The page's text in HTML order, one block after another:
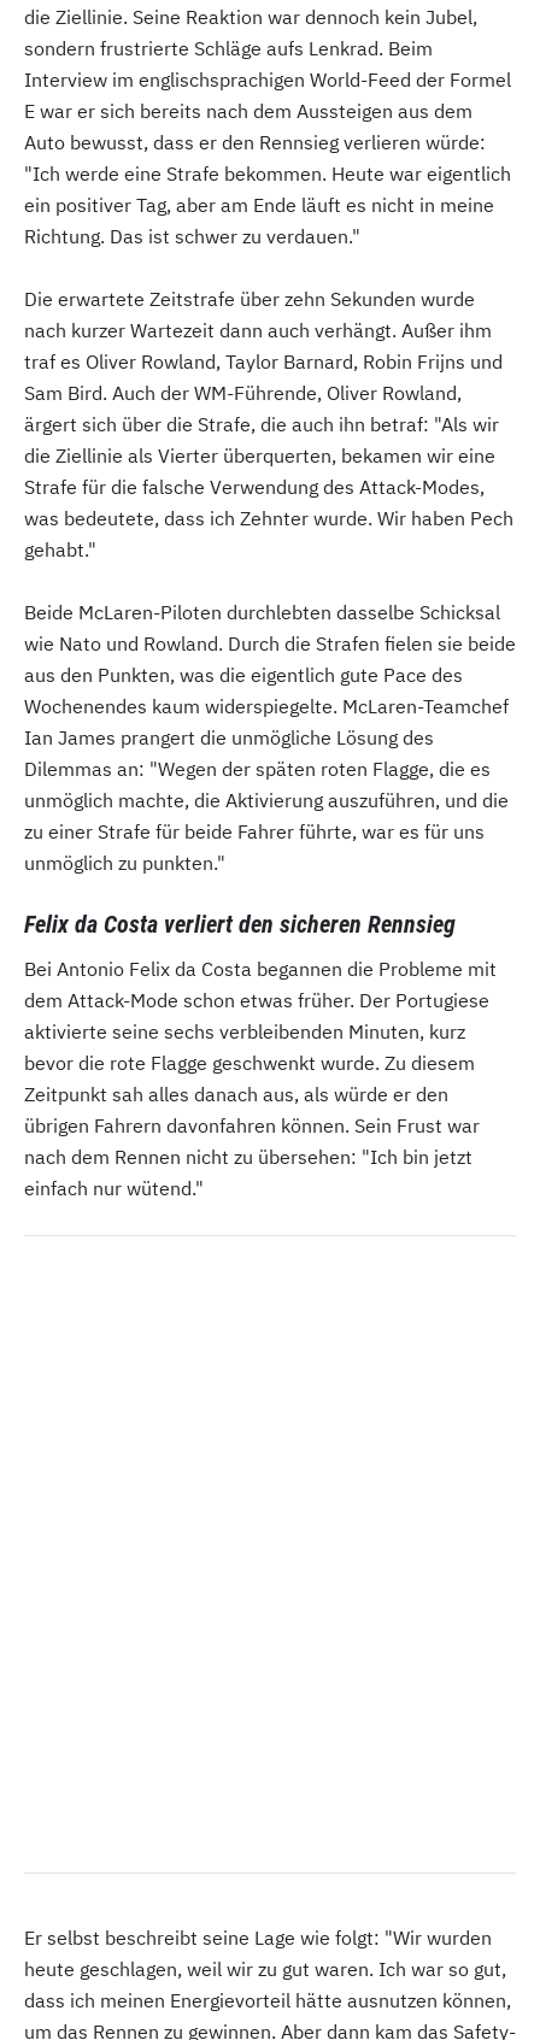
die Ziellinie. Seine Reaktion war dennoch kein Jubel,
sondern frustrierte Schläge aufs Lenkrad. Beim
Interview im englischsprachigen World-Feed der Formel
E war er sich bereits nach dem Aussteigen aus dem
Auto bewusst, dass er den Rennsieg verlieren würde:
"Ich werde eine Strafe bekommen. Heute war eigentlich
ein positiver Tag, aber am Ende läuft es nicht in meine
Richtung. Das ist schwer zu verdauen."
Die erwartete Zeitstrafe über zehn Sekunden wurde
nach kurzer Wartezeit dann auch verhängt. Außer ihm
traf es Oliver Rowland, Taylor Barnard, Robin Frijns und
Sam Bird. Auch der WM-Führende, Oliver Rowland,
ärgert sich über die Strafe, die auch ihn betraf: "Als wir
die Ziellinie als Vierter überquerten, bekamen wir eine
Strafe für die falsche Verwendung des Attack-Modes,
was bedeutete, dass ich Zehnter wurde. Wir haben Pech
gehabt."
Beide McLaren-Piloten durchlebten dasselbe Schicksal
wie Nato und Rowland. Durch die Strafen fielen sie beide
aus den Punkten, was die eigentlich gute Pace des
Wochenendes kaum widerspiegelte. McLaren-Teamchef
Ian James prangert die unmögliche Lösung des
Dilemmas an: "Wegen der späten roten Flagge, die es
unmöglich machte, die Aktivierung auszuführen, und die
zu einer Strafe für beide Fahrer führte, war es für uns
unmöglich zu punkten."
Felix da Costa verliert den sicheren Rennsieg
Bei Antonio Felix da Costa begannen die Probleme mit
dem Attack-Mode schon etwas früher. Der Portugiese
aktivierte seine sechs verbleibenden Minuten, kurz
bevor die rote Flagge geschwenkt wurde. Zu diesem
Zeitpunkt sah alles danach aus, als würde er den
übrigen Fahrern davonfahren können. Sein Frust war
nach dem Rennen nicht zu übersehen: "Ich bin jetzt
einfach nur wütend."
Er selbst beschreibt seine Lage wie folgt: "Wir wurden
heute geschlagen, weil wir zu gut waren. Ich war so gut,
dass ich meinen Energievorteil hätte ausnutzen können,
um das Rennen zu gewinnen. Aber dann kam das Safety-